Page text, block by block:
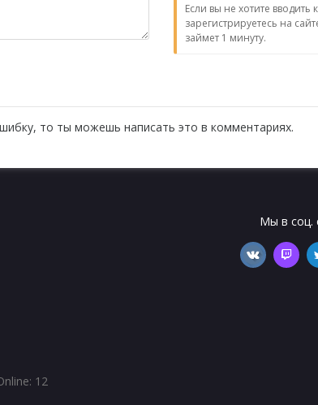
Если вы не хотите вводить
зарегистрируетесь на
займет 1 минуту.
то ты можешь написать это в комментариях.
Мы в соц.
12